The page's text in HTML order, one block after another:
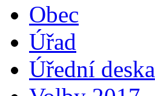
Obec
Úřad
Úřední deska